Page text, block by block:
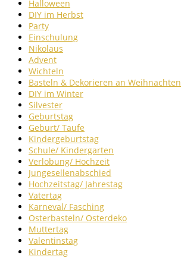
Halloween
DIY im Herbst
Party
Einschulung
Nikolaus
Advent
Wichteln
Basteln & Dekorieren an Weihnachten
DIY im Winter
Silvester
Geburtstag
Geburt/ Taufe
Kindergeburtstag
Schule/ Kindergarten
Verlobung/ Hochzeit
Jungesellenabschied
Hochzeitstag/ Jahrestag
Vatertag
Karneval/ Fasching
Osterbasteln/ Osterdeko
Muttertag
Valentinstag
Kindertag